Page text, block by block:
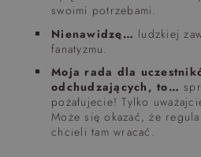
swoimi potrzebami.
Nienawidzę… ludzkiej
fanatyzmu.
Moja rada dla
odchudzających, to…
pożałujecie! Tylko
Może się okazać, że
chcieli tam wracać.